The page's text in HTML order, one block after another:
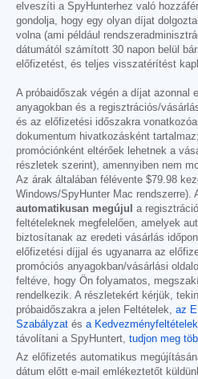
elveszíti a SpyHunterhez való
gondolja, hogy egy olyan díjat
volna (ami például
dátumától számított 30 napon belül
előfizetést, és teljes visszatérítést
A próbaidőszak végén a díjat azonnal
anyagokban és a regisztrációs/
és az előfizetési időszakra
dokumentum hivatkozásként
promóciónként eltérőek lehetnek a
részletek szerint), amennyiben nem
Az árak általában félévente $79.98
Windows/SpyHunter Mac rendszerre).
automatikusan megújul
a
feltételeknek megfelelően, amelyek
biztosítanak az eredeti vásárlás
előfizetési díjjal és ugyanarra az
promóciós anyagokban/vásárlási
feltéve, hogy Ön folyamatos,
rendelkezik. A részletekért kérjük,
próbaidőszakra a jelen Feltételek, az
Szabályzat és a Kedvezményfeltételek
távolítani a SpyHuntert, tudjon meg
Az előfizetés automatikus
dátum előtt e-mail emlékeztetőt